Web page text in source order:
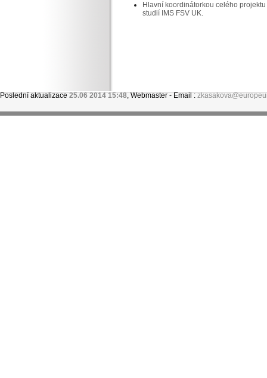
Hlavní koordinátorkou celého
studií IMS FSV UK.
Poslední aktualizace25.06 2014 15:48, Webmaster - Email :